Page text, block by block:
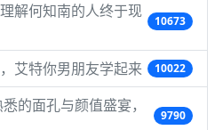
解何知南的人终于现
10673
艾特你男朋友学起来 10022
的面孔与颜值盛宴，
9790